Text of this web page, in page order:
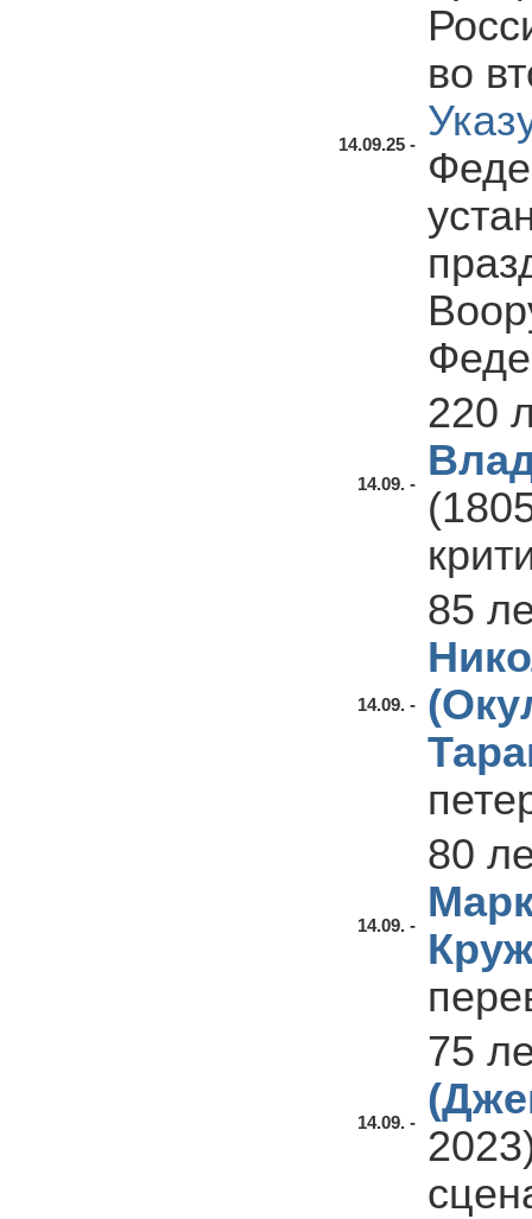
14.09.25 -
во
14.09. -
220
14.09. -
85
14.09. -
80
14.09. -
75